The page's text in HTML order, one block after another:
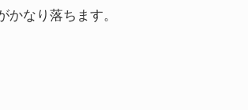
かなり落ちます。